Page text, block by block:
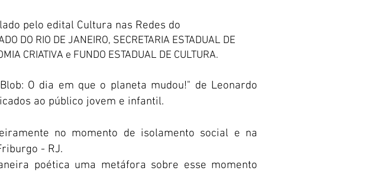
pelo edital Cultura nas Redes do
DO RIO DE JANEIRO, SECRETARIA ESTADUAL DE
CRIATIVA e FUNDO ESTADUAL DE CULTURA.
O dia em que o planeta mudou!" de Leonardo
ao público jovem e infantil.
no momento de isolamento social e na
- RJ.
poética uma metáfora sobre esse momento